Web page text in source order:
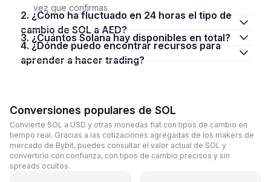
vez que confirmas.
2. ¿Cómo ha fluctuado en 24 horas el tipo de
cambio de SOL a AED?
3. ¿Cuántos Solana hay disponibles en total?
4. ¿Dónde puedo encontrar recursos para
aprender a hacer trading?
Conversiones populares de SOL
Convierte SOL a USD y otras monedas fiat con tipos de cambio en
tiempo real. Gracias a las cotizaciones agregadas de los makers de
mercado de Bybit, puedes consultar el valor actual de SOL y
convertirlo con confianza, con tipos de cambio precisos y sin
spreads ocultos.